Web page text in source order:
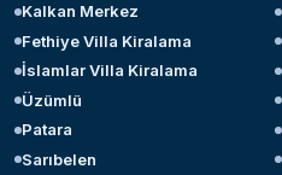
Kalkan Merkez
Fethiye Villa Kiralama
İslamlar Villa Kiralama
Üzümlü
Patara
Sarıbelen